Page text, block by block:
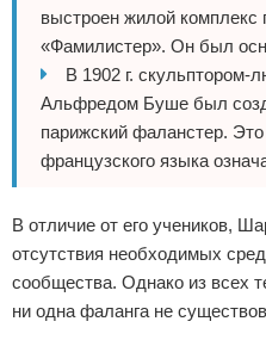
выстроен жилой комплекс
«Фамилистер». Он был
В 1902 г.
Альфредом Буше был
парижский фаланстер.
французского языка
В отличие от его учеников,
отсутствия необходимых
сообщества. Однако из всех
ни одна фаланга не